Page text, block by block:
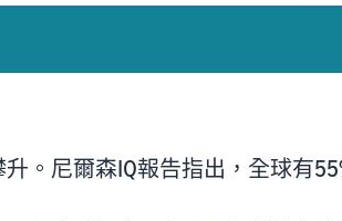
。尼爾森IQ報告指出，全球有